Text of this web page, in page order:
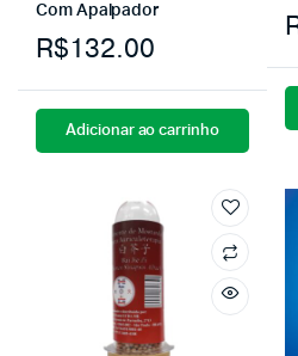
Com Apalpador
R$132.00
Adicionar ao carrinho